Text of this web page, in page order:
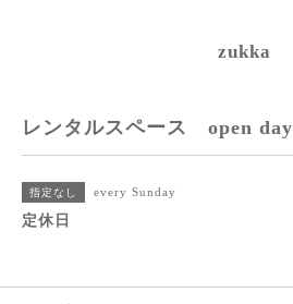
zukka
レンタルスペース open day
指定なし every Sunday
定休日